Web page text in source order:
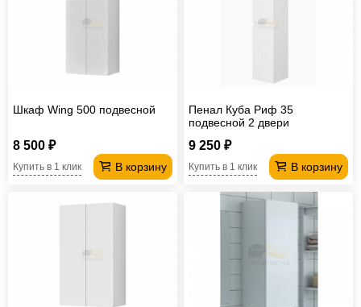
ванной
трансформер
Матрасы
Шкаф Wing 500 подвесной
8 500 ₽
В корзину
Купить в 1 клик
Пенал Куба Риф 35
подвесной 2 двери
9 250 ₽
В корзину
Купить в 1 клик